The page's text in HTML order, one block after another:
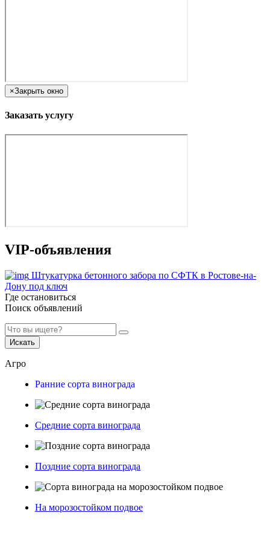
×Закрыть окно
Заказать услугу
VIP-объявления
Штукатурка бетонного забора по СФТК в Ростове-на-
Дону под ключ
Где остановиться
Поиск объявлений
Искать
Агро
Ранние сорта винограда
Средние сорта винограда
Поздние сорта винограда
На морозостойком подвое